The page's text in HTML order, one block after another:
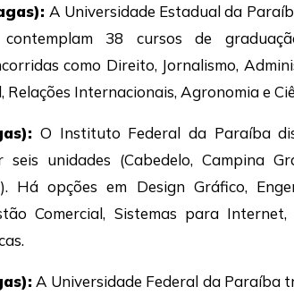
A Universidade Estadual da
contemplam 38 cursos de
como Direito, Jornalismo,
Relações Internacionais, Agronomia e
O Instituto Federal da Paraíba
seis unidades (Cabedelo, Campina
Há opções em Design Gráfico,
Comercial, Sistemas para
A Universidade Federal da